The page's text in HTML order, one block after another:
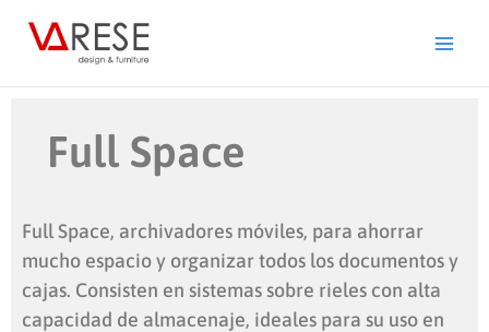
Full Space
Full Space, archivadores móviles, para ahorrar
mucho espacio y organizar todos los documentos y
cajas. Consisten en sistemas sobre rieles con alta
capacidad de almacenaje, ideales para su uso en